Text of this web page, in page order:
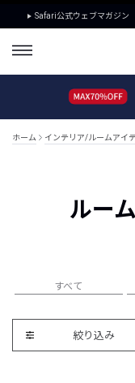
Safari公式ウェブマガジン
ホーム インテリア/ルームアイ
ルー
すべて
絞り込み